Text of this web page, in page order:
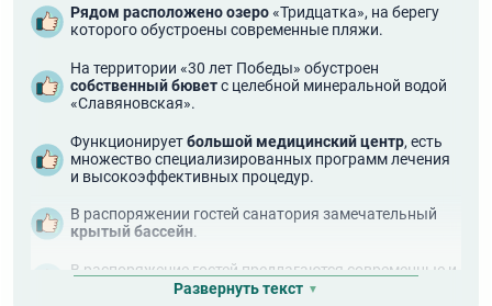
Рядом расположено озеро«Тридцатка», на берегу
которого обустроены современные пляжи.
На территории «30 лет Победы» обустроен
собственный бюветс целебной минеральной водой
«Славяновская».
Функционируетбольшой медицинский центр, есть
множество специализированных программ лечения
и высокоэффективных процедур.
В распоряжении гостей санатория замечательный
крытый бассейн.
В распоряжение гостей предлагаются современные и
уютные номераразличных категорий.
Развернуть текст